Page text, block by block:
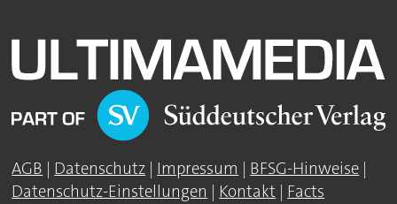
AGB Datenschutz Impressum BFSG-Hinweise
Datenschutz-Einstellungen
Kontakt Facts